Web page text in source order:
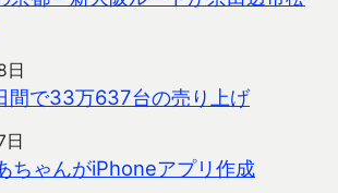
間で33万637台の売り上げ
ちゃんがiPhoneアプリ作成